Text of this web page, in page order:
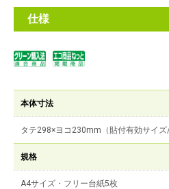
仕様
本体寸法
タテ298×ヨコ230mm（貼付有効サイズ
規格
A4サイズ・フリー台紙5枚